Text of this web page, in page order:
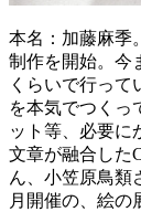
本名：加藤麻季
制作を開始。今
くらいで行って
を本気でつくっ
ット等、必要に
文章が融合した
ん、小笠原鳥類
月開催の、絵の